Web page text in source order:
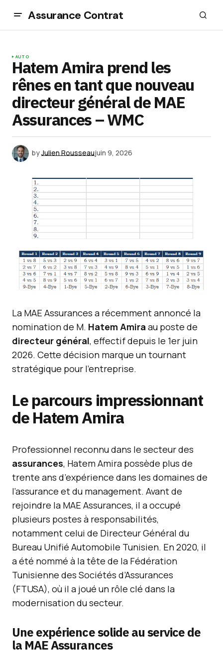
Assurance Contrat
AUTO
Hatem Amira prend les
rênes en tant que nouveau
directeur général de MAE
Assurances – WMC
byJulien Rousseaujuin 9, 2026
La MAE Assurances a récemment annoncé la
nomination de M. Hatem Amira au poste de
directeur général, effectif depuis le 1er juin
2026. Cette décision marque un tournant
stratégique pour l’entreprise.
Le parcours impressionnant
de Hatem Amira
Professionnel reconnu dans le secteur des
assurances, Hatem Amira possède plus de
trente ans d’expérience dans les domaines de
l’assurance et du management. Avant de
rejoindre la MAE Assurances, il a occupé
plusieurs postes à responsabilités,
notamment celui de Directeur Général du
Bureau Unifié Automobile Tunisien. En 2020, il
a été nommé à la tête de la Fédération
Tunisienne des Sociétés d’Assurances
(FTUSA), où il a joué un rôle clé dans la
modernisation du secteur.
Une expérience solide au service de
la MAE Assurances